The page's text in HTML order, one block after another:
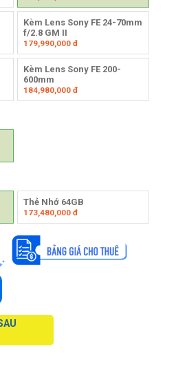
Kèm Lens Sony FE 24-70mm
f/2.8 GM II
179,990,000đ
Kèm Lens Sony FE 200-
600mm
184,980,000đ
Thẻ Nhớ 64GB
173,480,000đ